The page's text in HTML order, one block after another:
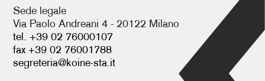
Sede legale
Via Paolo Andreani 4 - 20122 Milano
tel. +39 02 76000107
fax +39 02 76001788
segreteria@koine-sta.it